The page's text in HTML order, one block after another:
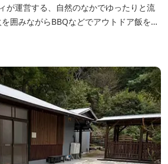
が運営する、自然のなかでゆったりと流
囲みながらBBQなどでアウトドア飯を愉
外でも、満点の星空を眺めながらテント
キャンプスタイルでおもいおもいのひと
2023年6月よりペット可となりました。